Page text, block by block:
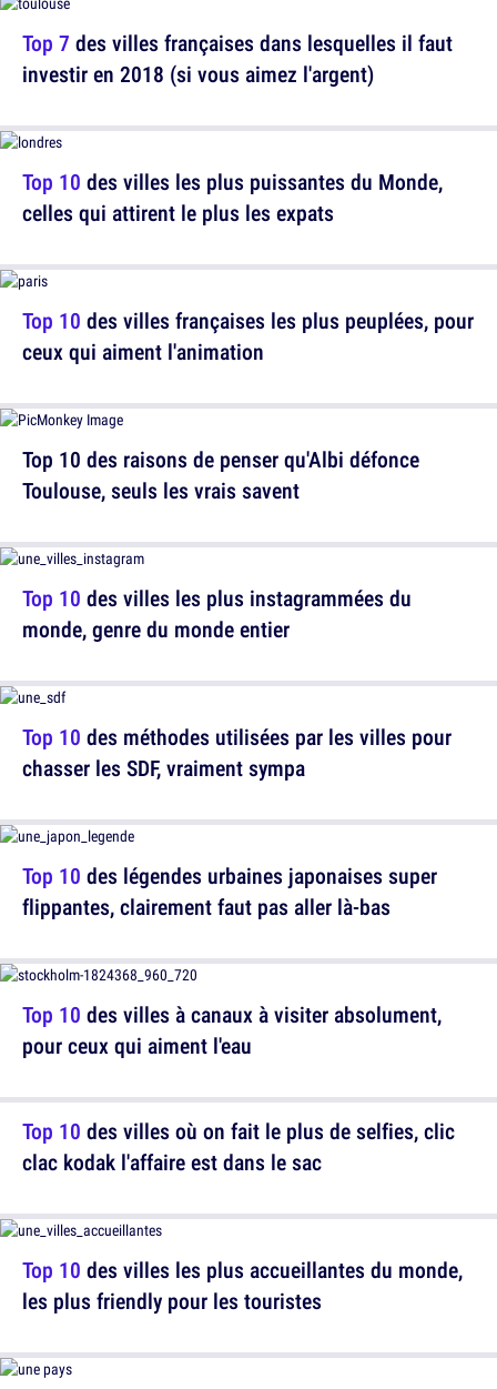
Top 7 des villes françaises dans lesquelles il faut
investir en 2018 (si vous aimez l'argent)
Top 10 des villes françaises les plus peuplées, pour
ceux qui aiment l'animation
Top 10 des villes les plus instagrammées du
monde, genre du monde entier
Top 10 des légendes urbaines japonaises super
flippantes, clairement faut pas aller là-bas
Top 10 des villes où on fait le plus de selfies, clic
clac kodak l'affaire est dans le sac
Top 10 des villes les plus puissantes du Monde,
celles qui attirent le plus les expats
Top 10 des raisons de penser qu'Albi défonce
Toulouse, seuls les vrais savent
Top 10 des méthodes utilisées par les villes pour
chasser les SDF, vraiment sympa
Top 10 des villes à canaux à visiter absolument,
pour ceux qui aiment l'eau
Top 10 des villes les plus accueillantes du monde,
les plus friendly pour les touristes